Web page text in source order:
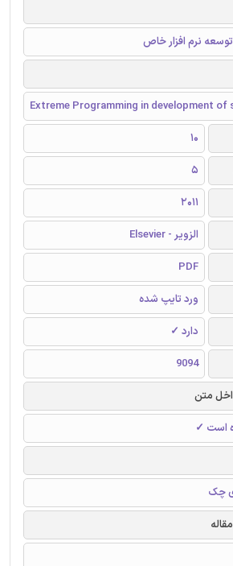
نرم افزار خاص
Extreme Programming in development
10
5
2011
الزویر - Elsevier
PDF
ورد تایپ شده
دارد ✓
9094
متن
است ✓
چک